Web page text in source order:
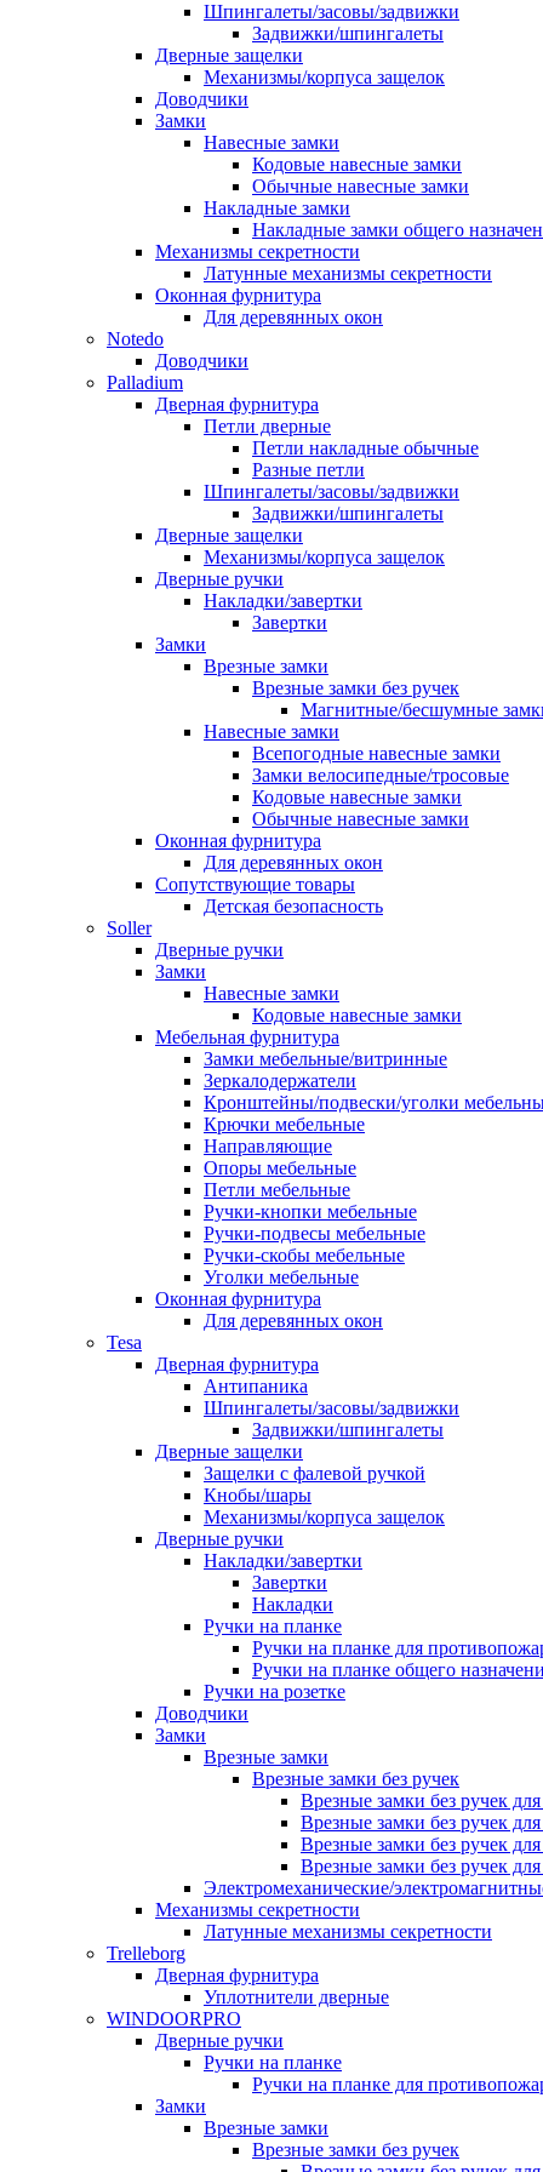
Шпингалеты/засовы/задвижки
Задвижки/шпингалеты
Дверные защелки
Механизмы/корпуса защелок
Доводчики
Замки
Навесные замки
Кодовые навесные замки
Обычные навесные замки
Накладные замки
Накладные замки общего
Механизмы секретности
Латунные механизмы секретности
Оконная фурнитура
Для деревянных окон
Notedo
Доводчики
Palladium
Дверная фурнитура
Петли дверные
Петли накладные обычные
Разные петли
Шпингалеты/засовы/задвижки
Задвижки/шпингалеты
Дверные защелки
Механизмы/корпуса защелок
Дверные ручки
Накладки/завертки
Завертки
Замки
Врезные замки
Врезные замки без ручек
Магнитные/бесшумные
Навесные замки
Всепогодные навесные замки
Замки велосипедные/тросовые
Кодовые навесные замки
Обычные навесные замки
Оконная фурнитура
Для деревянных окон
Сопутствующие товары
Детская безопасность
Soller
Дверные ручки
Замки
Навесные замки
Кодовые навесные замки
Мебельная фурнитура
Замки мебельные/витринные
Зеркалодержатели
Кронштейны/подвески/уголки
Крючки мебельные
Направляющие
Опоры мебельные
Петли мебельные
Ручки-кнопки мебельные
Ручки-подвесы мебельные
Ручки-скобы мебельные
Уголки мебельные
Оконная фурнитура
Для деревянных окон
Tesa
Дверная фурнитура
Антипаника
Шпингалеты/засовы/задвижки
Задвижки/шпингалеты
Дверные защелки
Защелки с фалевой ручкой
Кнобы/шары
Механизмы/корпуса защелок
Дверные ручки
Накладки/завертки
Завертки
Накладки
Ручки на планке
Ручки на планке для
Ручки на планке общего
Ручки на розетке
Доводчики
Замки
Врезные замки
Врезные замки без ручек
Врезные замки без ручек
Врезные замки без ручек
Врезные замки без ручек
Врезные замки без ручек
Электромеханические/
Механизмы секретности
Латунные механизмы секретности
Trelleborg
Дверная фурнитура
Уплотнители дверные
WINDOORPRO
Дверные ручки
Ручки на планке
Ручки на планке для
Замки
Врезные замки
Врезные замки без ручек